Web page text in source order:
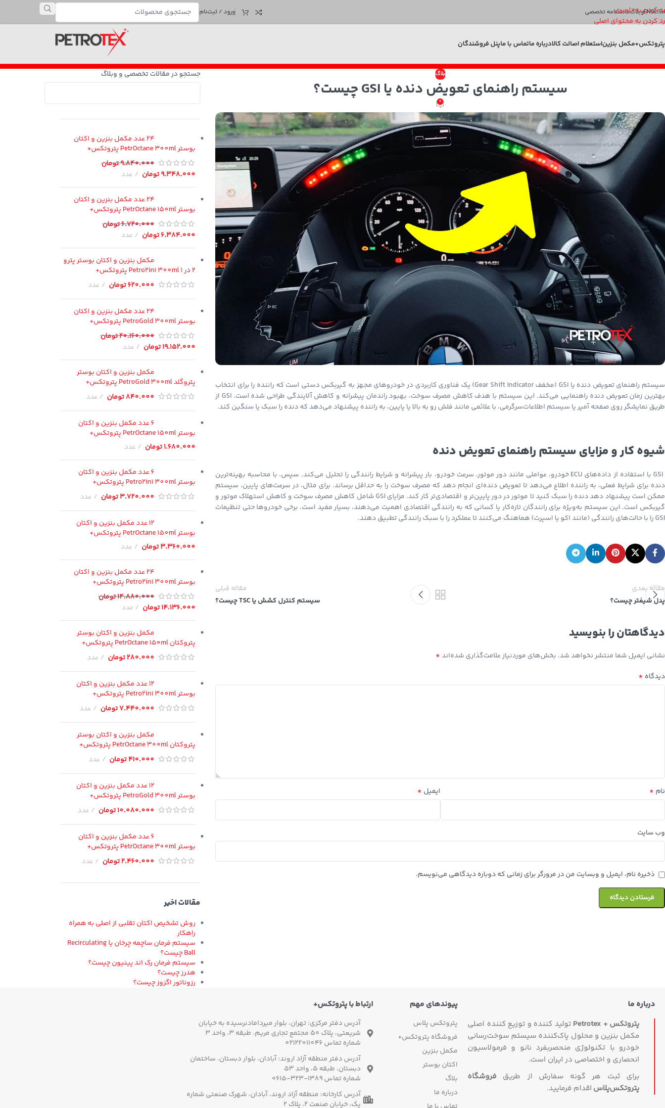
رد کردن به ناوبری
رد کردن به محتوای اصلی
ENGLISHوبلاگدانشنامه تخصصی ورود / ثبت‌نام
پتروتکس+مکمل بنزیناستعلام اصالت کالادرباره ماتماس با ماپنل فروشندگان
بلاگ
سیستم راهنمای تعویض دنده یا GSI چیست؟
0
سیستم راهنمای تعویض دنده یا GSI (مخفف Gear Shift Indicator) یک فناوری کاربردی در خودروهای مجهز به گیربکس دستی است که راننده را برای انتخاب
بهترین زمان تعویض دنده راهنمایی می‌کند. این سیستم با هدف کاهش مصرف سوخت، بهبود راندمان پیشرانه و کاهش آلایندگی طراحی شده است. GSI از
طریق نمایشگر روی صفحه آمپر یا سیستم اطلاعات‌سرگرمی، با علائمی مانند فلش رو به بالا یا پایین، به راننده پیشنهاد می‌دهد که دنده را سبک یا سنگین کند.
شیوه کار و مزایای سیستم راهنمای تعویض دنده
GSI با استفاده از داده‌های ECU خودرو، عواملی مانند دور موتور، سرعت خودرو، بار پیشرانه و شرایط رانندگی را تحلیل می‌کند. سپس، با محاسبه بهینه‌ترین
دنده برای شرایط فعلی، به راننده اطلاع می‌دهد تا تعویض دنده‌ای انجام دهد که مصرف سوخت را به حداقل برساند. برای مثال، در سرعت‌های پایین، سیستم
ممکن است پیشنهاد دهد دنده را سبک کنید تا موتور در دور پایین‌تر و اقتصادی‌تر کار کند. مزایای GSI شامل کاهش مصرف سوخت و کاهش استهلاک موتور و
گیربکس است. این سیستم به‌ویژه برای رانندگان تازه‌کار یا کسانی که به رانندگی اقتصادی اهمیت می‌دهند، بسیار مفید است. برخی خودروها حتی تنظیمات
GSI را با حالت‌های رانندگی (مانند اکو یا اسپرت) هماهنگ می‌کنند تا عملکرد را با سبک رانندگی تطبیق دهند.
مقاله بعدی
پدل شیفتر چیست؟
مقاله قبلی
سیستم کنترل کشش یا TSC چیست؟
دیدگاهتان را بنویسید
نشانی ایمیل شما منتشر نخواهد شد. بخش‌های موردنیاز علامت‌گذاری شده‌اند*
دیدگاه *
نام * ایمیل *
وب‌ سایت
ذخیره نام، ایمیل و وبسایت من در مرورگر برای زمانی که دوباره دیدگاهی می‌نویسم.
جستجو در مقالات تخصصی و وبلاگ
24 عدد مکمل بنزین و اکتان
بوستر PetrOctane 300ml پتروتکس+
9.840.000تومان
9.348.000تومان عدد
24 عدد مکمل بنزین و اکتان
بوستر PetrOctane 150ml پتروتکس+
6.720.000تومان
6.384.000تومان عدد
مکمل بنزین و اکتان بوستر پترو
2 در 1 Petro2in1 300ml پتروتکس+
620.000تومان عدد
24 عدد مکمل بنزین و اکتان
بوستر PetroGold 300ml پتروتکس+
20.160.000تومان
19.152.000تومان عدد
مکمل بنزین و اکتان بوستر
پتروگلد PetroGold 300ml پتروتکس+
840.000تومان عدد
6 عدد مکمل بنزین و اکتان
بوستر PetrOctane 150ml پتروتکس+
1.680.000تومان عدد
6 عدد مکمل بنزین و اکتان
بوستر Petro2in1 300ml پتروتکس+
3.720.000تومان عدد
12 عدد مکمل بنزین و اکتان
بوستر PetrOctane 150ml پتروتکس+
3.360.000تومان عدد
24 عدد مکمل بنزین و اکتان
بوستر Petro2in1 300ml پتروتکس+
14.880.000تومان
14.136.000تومان عدد
مکمل بنزین و اکتان بوستر
پتروکتان PetrOctane 150ml پتروتکس+
280.000تومان عدد
12 عدد مکمل بنزین و اکتان
بوستر Petro2in1 300ml پتروتکس+
7.440.000تومان عدد
مکمل بنزین و اکتان بوستر
پتروکتان PetrOctane 300ml پتروتکس+
410.000تومان عدد
12 عدد مکمل بنزین و اکتان
بوستر PetroGold 300ml پتروتکس+
10.080.000تومان عدد
6 عدد مکمل بنزین و اکتان
بوستر PetrOctane 300ml پتروتکس+
2.460.000تومان عدد
مقالات اخیر
روش تشخیص اکتان تقلبی از اصلی به همراه
راهکار
سیستم فرمان ساچمه چرخان یا Recirculating
Ball چیست؟
سیستم فرمان رک اند پینیون چیست؟
هدرز چیست؟
رزوناتور اگزوز چیست؟
درباره ما
پتروتکس + Petrotex
تولید کننده و توزیع کننده اصلی
مکمل بنزین و محلول پاک‌کننده سیستم سوخت‌رسانی
خودرو با تکنولوژی منحصربفرد نانو و فرمولاسیون
انحصاری و اختصاصی در ایران است.
برای ثبت هر گونه سفارش از طریق فروشگاه
پتروتکس‏‌پلاس اقدام فرمایید.
پیوندهای مهم
پتروتکس پلاس
فروشگاه پتروتکس+
مکمل بنزین
اکتان بوستر
بلاگ
درباره ما
ارتباط با پتروتکس+
آدرس دفتر مرکزی: تهران، بلوار میردامادنرسیده به خیابان
شریعتی، پلاک 50 مجتمع تجاری مریم، طبقه 3، واحد 3
شماره تماس 02122011046
آدرس دفتر منطقه آزاد اروند: آبادان، بلوار دبستان، ساختمان
دبستان، طبقه 5، واحد 53
شماره تماس 1389-323-0615
آدرس کارخانه: منطقه آزاد اروند، آبادان، شهرک صنعتی شماره
یک، خیابان صنعت 2، پلاک 2
Instagram